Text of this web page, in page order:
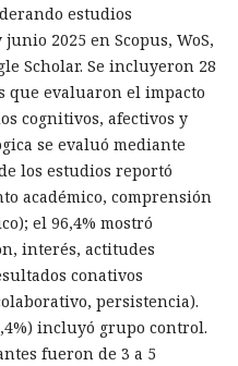
estudios
2025 en Scopus, WoS,
Scholar. Se incluyeron 28
que evaluaron el impacto
cognitivos, afectivos y
se evaluó mediante
los estudios reportó
académico, comprensión
el 96,4% mostró
interés, actitudes
conativos
persistencia).
incluyó grupo control.
fueron de 3 a 5